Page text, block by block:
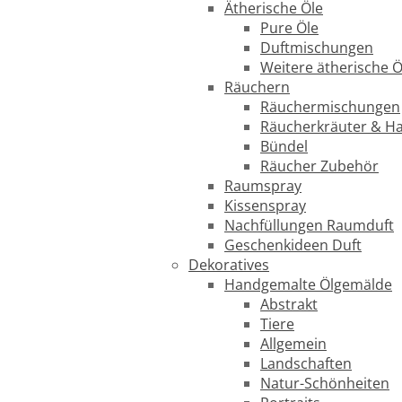
Ätherische Öle
Pure Öle
Duftmischungen
Weitere ätherische
Räuchern
Räuchermischungen
Räucherkräuter &
Bündel
Räucher Zubehör
Raumspray
Kissenspray
Nachfüllungen Raumduft
Geschenkideen Duft
Dekoratives
Handgemalte Ölgemälde
Abstrakt
Tiere
Allgemein
Landschaften
Natur-Schönheiten